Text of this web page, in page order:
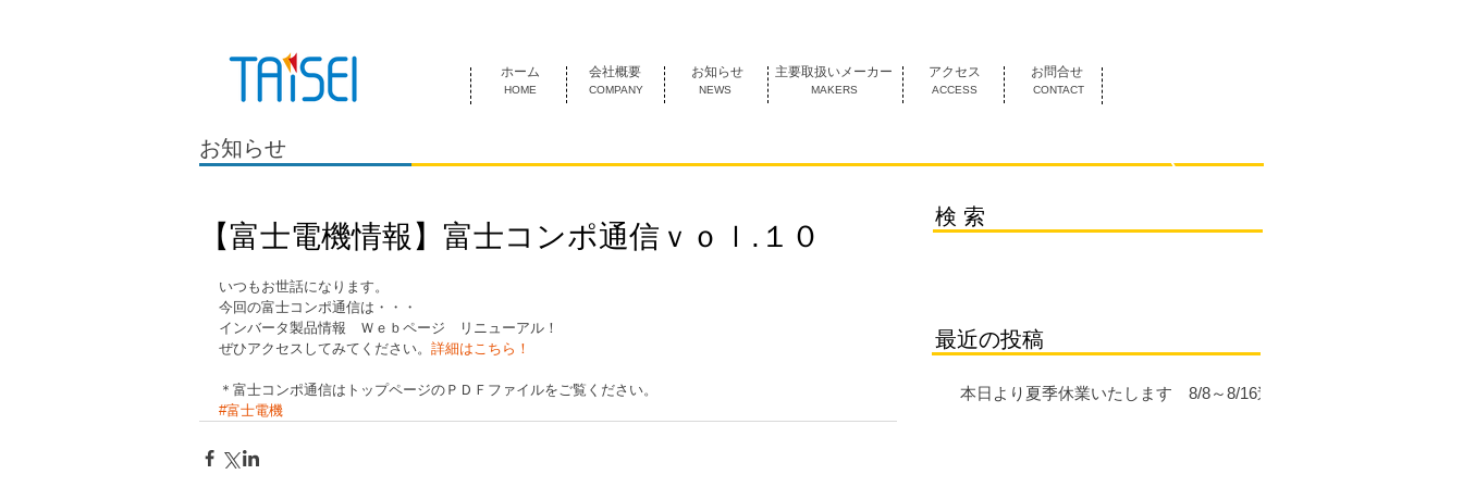
HOME COMPANY NEWS MAKERS ACCESS CONTACT
ホーム 会社概要 お知らせ 主要取扱いメーカー アクセス お問合せ
お知らせ
【富士電機情報】富士コンポ通信ｖｏｌ.１０
いつもお世話になります。
今回の富士コンポ通信は・・・
インバータ製品情報　Ｗｅｂページ　リニューアル！
ぜひアクセスしてみてください。 詳細はこちら！
＊富士コンポ通信はトップページのＰＤＦファイルをご覧ください。
#富士電機
検 索
最近の投稿
本日より夏季休業いたします 8/8～8/16迄